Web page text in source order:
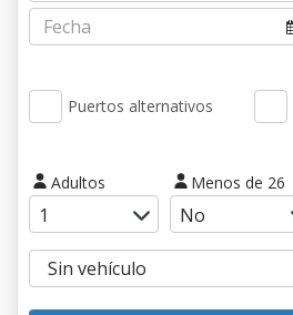
Puertos alternativos
Adultos Menos de 26